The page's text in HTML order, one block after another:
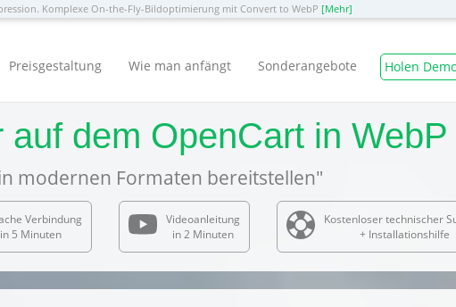
Komplexe On-the-Fly-Bildoptimierung mit Convert to WebP [Mehr]
Preisgestaltung Wie man anfängt Sonderangebote Holen
dem OpenCart in WebP
modernen Formaten bereitstellen"
Verbindung
in 5 Minuten
Videoanleitung
in 2 Minuten
Kostenloser technischer
+ Installationshilfe